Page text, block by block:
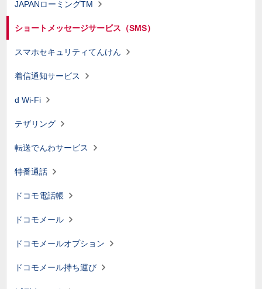
JAPANローミングTM
ショートメッセージサービス（SMS）
スマホセキュリティてんけん
着信通知サービス
d Wi-Fi
テザリング
転送でんわサービス
特番通話
ドコモ電話帳
ドコモメール
ドコモメールオプション
ドコモメール持ち運び